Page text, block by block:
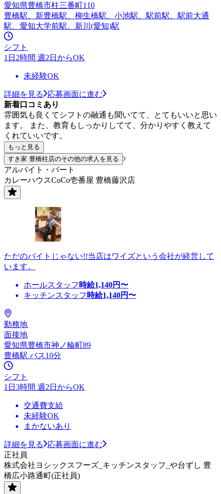
愛知県豊橋市柱三番町110
豊橋駅、新豊橋駅、柳生橋駅、小池駅、駅前駅、駅前大通
駅、愛知大学前駅、新川(愛知)駅
シフト
1日2時間 週2日からOK
未経験OK
詳細を見る
応募画面に進む
新着口コミあり
雰囲気も良くてシフトの融通も聞いてて、とてもいいと思い
ます。 また、教育もしっかりしてて、分かりやすく教えて
くれていいです。
もっと見る
すき家 豊橋柱店のその他の求人を見る
アルバイト・パート
カレーハウスCoCo壱番屋 豊橋藤沢店
ただのバイトじゃない!!当店はワイズという会社が経営して
います。
ホールスタッフ 時給1,140円〜
キッチンスタッフ 時給1,140円〜
勤務地
面接地
愛知県豊橋市神ノ輪町89
豊橋駅 バス10分
シフト
1日3時間 週2日からOK
交通費支給
未経験OK
まかないあり
詳細を見る
応募画面に進む
正社員
株式会社ヨシックスフーズ_キッチンスタッフ_や台ずし 豊
橋広小路通町(正社員)